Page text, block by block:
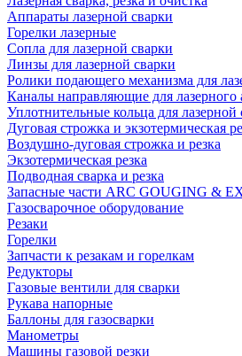
Аппараты лазерной сварки
Горелки лазерные
Сопла для лазерной сварки
Линзы для лазерной сварки
Ролики подающего механизма для
Каналы направляющие для лазерного
Уплотнительные кольца для лазерной
Дуговая строжка и экзотермическая
Воздушно-дуговая строжка и резка
Экзотермическая резка
Подводная сварка и резка
Запасные части ARC GOUGING &
Газосварочное оборудование
Резаки
Горелки
Запчасти к резакам и горелкам
Редукторы
Газовые вентили для сварки
Рукава напорные
Баллоны для газосварки
Манометры
Машины газовой резки